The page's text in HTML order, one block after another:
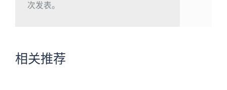
次发表。
相关推荐